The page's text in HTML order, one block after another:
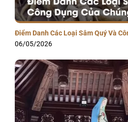
Điểm Danh Các Loại Sâm Quý Và
06/05/2026